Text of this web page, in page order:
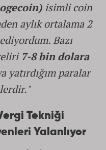
isimli coin
aylık ortalama 2
Bazı
7-8 bin dolara
yatırdığım paralar
Tekniği
Yalanlıyor